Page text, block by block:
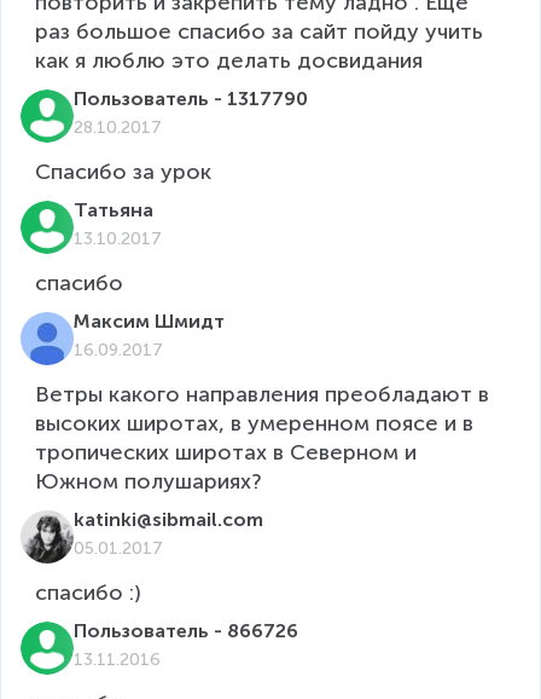
раз большое спасибо за сайт пойду учить
как я люблю это делать досвидания
Пользователь - 1317790
28.10.2017
Спасибо за урок
Татьяна
13.10.2017
Максим Шмидт
16.09.2017
Ветры какого направления преобладают в
высоких широтах, в умеренном поясе и в
тропических широтах в Северном и
Южном полушариях?
katinki@sibmail.com
05.01.2017
Пользователь - 866726
13.11.2016